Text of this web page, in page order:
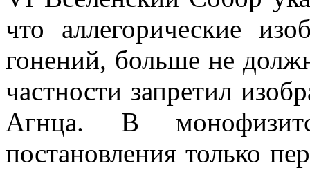
что аллегорические
гонений, больше не
частности запретил
Агнца. В
постановления только